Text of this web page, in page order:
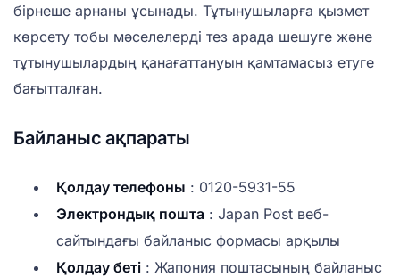
бірнеше арнаны ұсынады. Тұтынушыларға қызмет
көрсету тобы мәселелерді тез арада шешуге және
тұтынушылардың қанағаттануын қамтамасыз етуге
бағытталған.
Байланыс ақпараты
Қолдау телефоны : 0120-5931-55
Электрондық пошта : Japan Post веб-
сайтындағы байланыс формасы арқылы
Қолдау беті : Жапония поштасының байланыс